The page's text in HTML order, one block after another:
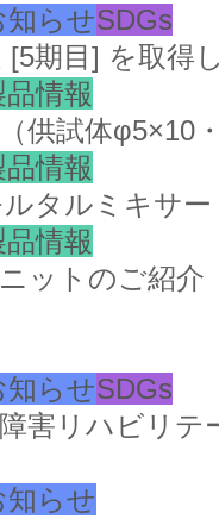
知らせSDGs
[5期目] を取得
品情報
供試体φ5×10
品情報
ルタルミキサ
品情報
ットのご紹介
知らせSDGs
障害リハビリ
知らせ